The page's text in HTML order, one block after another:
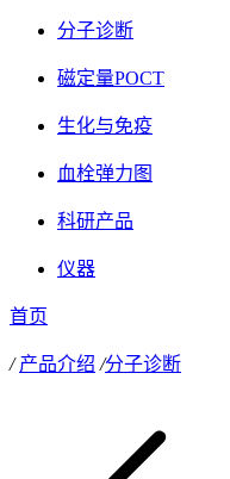
分子诊断
磁定量POCT
生化与免疫
血栓弹力图
科研产品
仪器
首页
/ 产品介绍 /分子诊断